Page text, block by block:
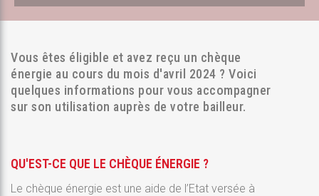
Vous êtes éligible et avez reçu un chèque
énergie au cours du mois d'avril 2024 ? Voici
quelques informations pour vous accompagner
sur son utilisation auprès de votre bailleur.
QU'EST-CE QUE LE CHÈQUE ÉNERGIE ?
Le chèque énergie est une aide de l’Etat versée à